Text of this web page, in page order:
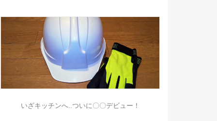
いざキッチンへ..ついに〇〇デビュー！